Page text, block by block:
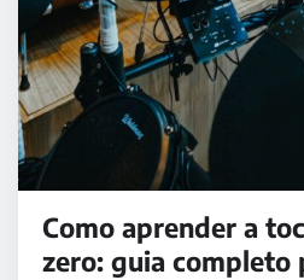
Como aprender a
zero: guia completo